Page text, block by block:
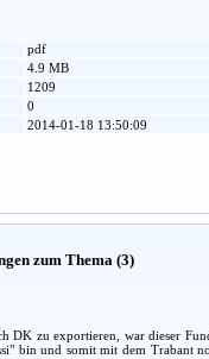
pdf
4.9 MB
1209
0
2014-01-18 13:50:09
zum Thema (3)
zu exportieren, war dieser
bin und somit mit dem Trabant